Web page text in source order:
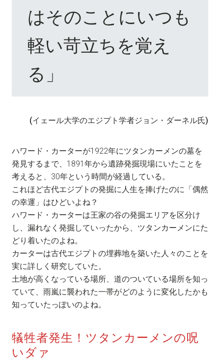
はそのことにいつも
軽い苛立ちを覚え
る」
(イェール大学のエジプト学者ジョン・ダーネル氏)
ハワード・カーターが1922年にツタンカーメンの墓を
発見するまで、1891年から遺跡発掘現場にいたことを
考えると、30年という時間が経過している。
これほど古代エジプトの発掘に人生を捧げたのに「偶然
の幸運」はひどいよね？
ハワード・カーターは王家の谷の発掘エリアを区分け
し、漏れなく発掘していったから、ツタンカーメンにた
どり着いたのよね。
カーターは古代エジプトの埋葬地を築いた人々のことを
実に詳しく研究していた。
土地が高くなっている場所、道のついている場所を知っ
ていて、雨嵐に襲われた一帯がどのように変化したかも
知っていたっぽいのよね。
犠牲者発生！ツタンカーメンの呪
いダァ